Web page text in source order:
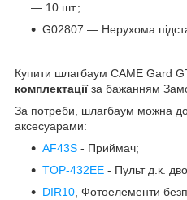
— 10 шт.;
G02807 — Нерухома
Купити шлагбаум CAME Gard
комплектаціїза бажанням
За потреби, шлагбаум можна
аксесуарами:
AF43S - Приймач;
TOP-432EE - Пульт д.к.
DIR10, Фотоелементи